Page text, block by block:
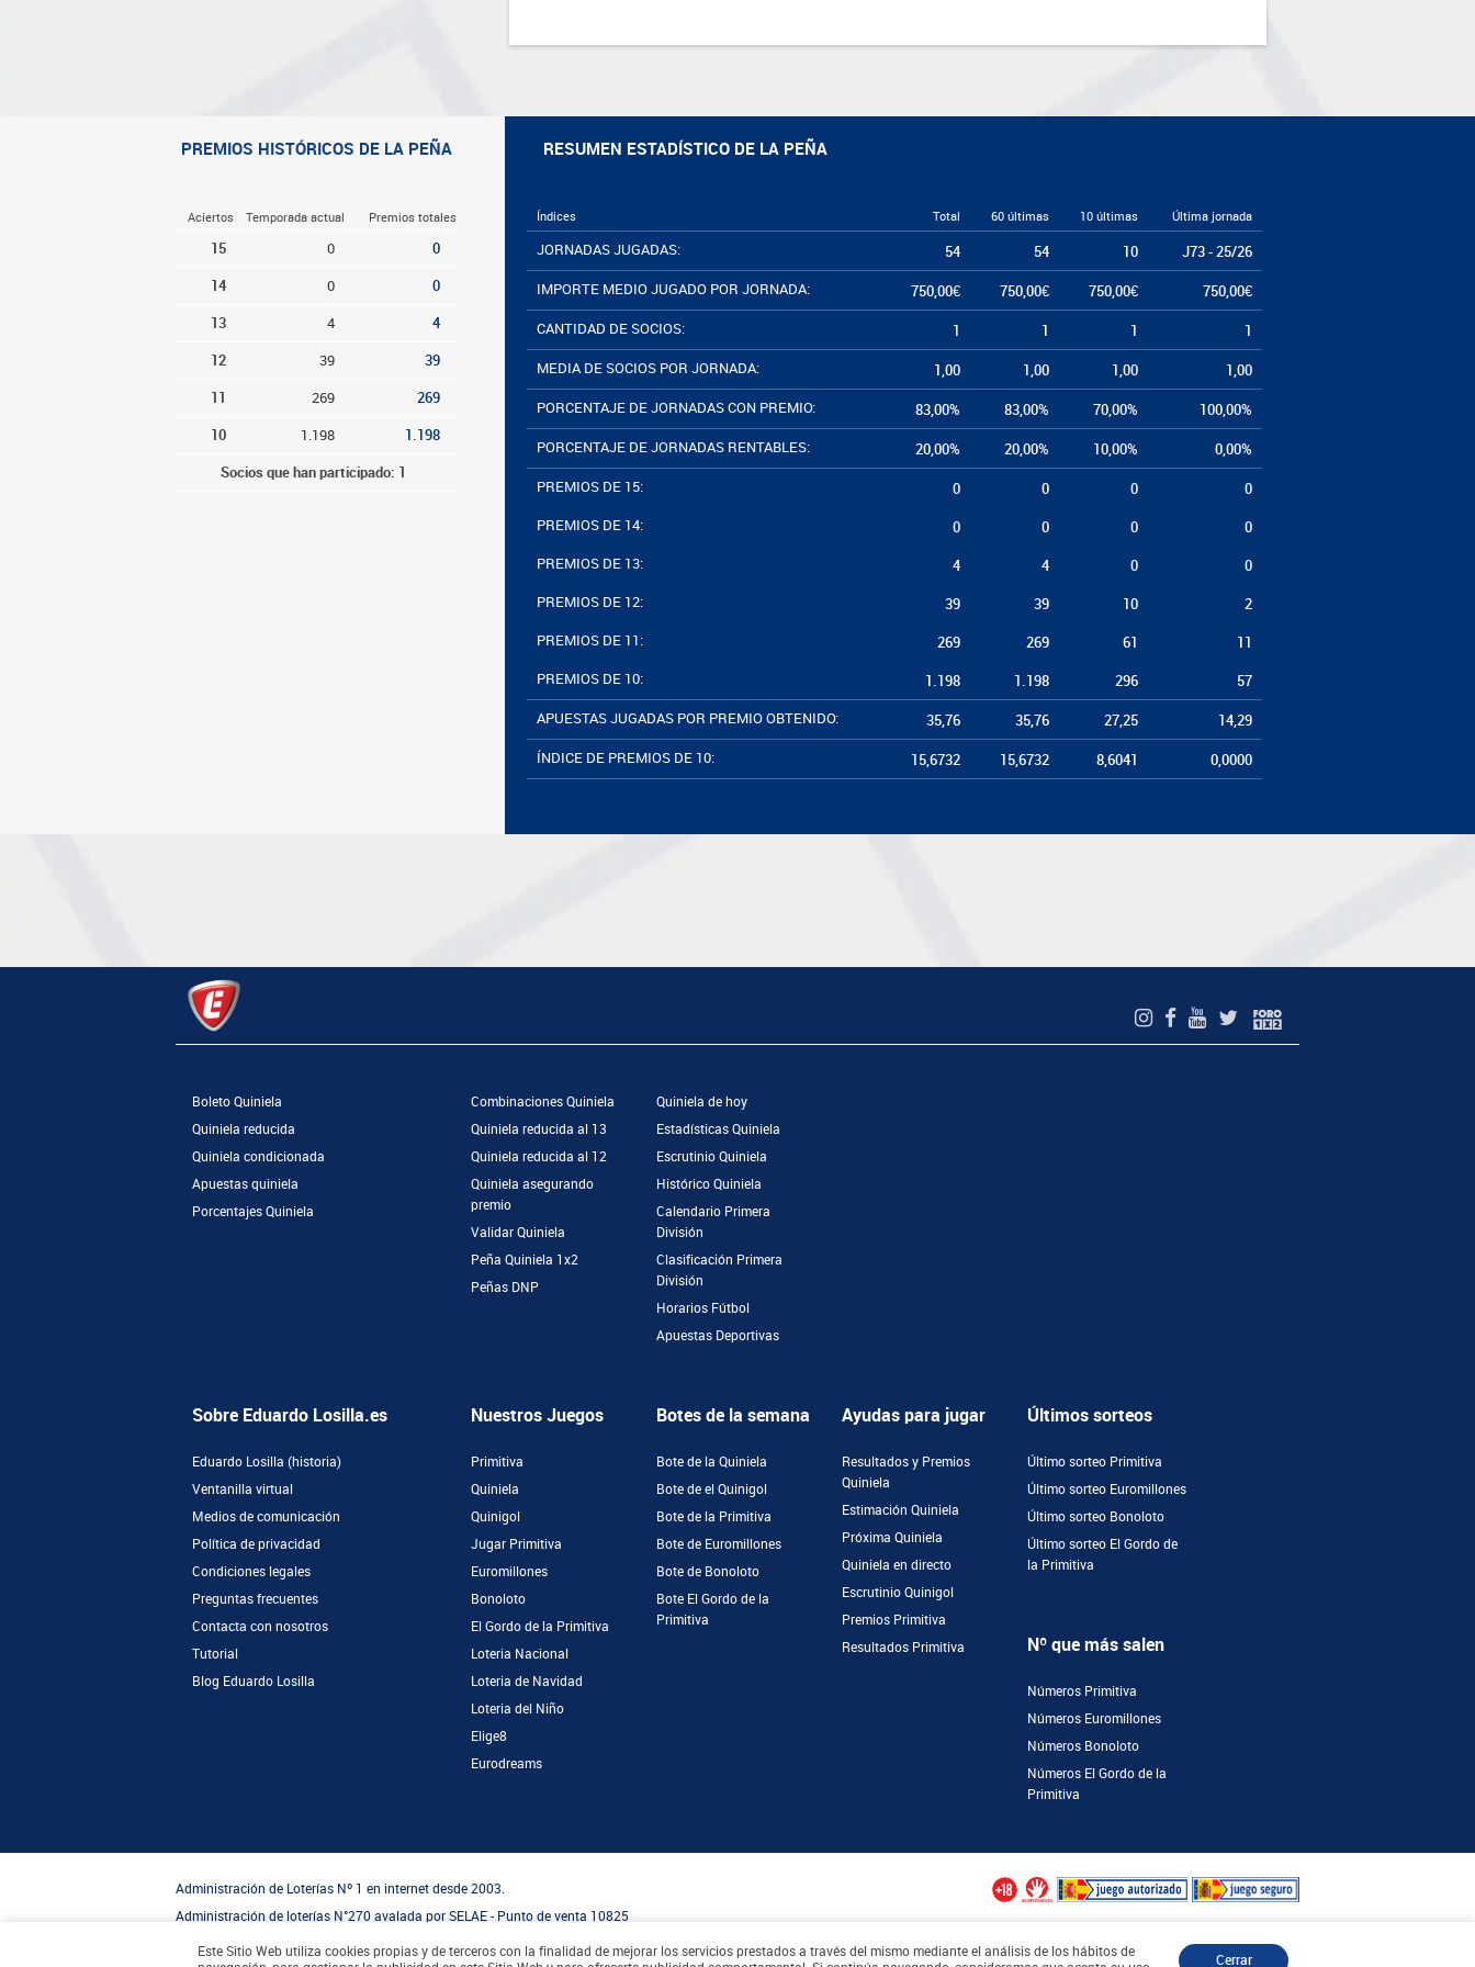
Este Sitio Web utiliza cookies propias y de terceros con la finalidad de mejorar los servicios prestados a través del mismo mediante el análisis de los hábitos de
Cerrar
PREMIOS HISTÓRICOS DE LA PEÑA
Aciertos Temporada actual Premios totales
15 0 0
14 0 0
13 4 4
12 39 39
11 269 269
10 1.198 1.198
Socios que han participado: 1
RESUMEN ESTADÍSTICO DE LA PEÑA
Índices Total 60 últimas 10 últimas Última jornada
JORNADAS JUGADAS: 54 54 10 J73 - 25/26
IMPORTE MEDIO JUGADO POR JORNADA: 750,00€ 750,00€ 750,00€ 750,00€
CANTIDAD DE SOCIOS: 1 1 1 1
MEDIA DE SOCIOS POR JORNADA: 1,00 1,00 1,00 1,00
PORCENTAJE DE JORNADAS CON PREMIO: 83,00% 83,00% 70,00% 100,00%
PORCENTAJE DE JORNADAS RENTABLES: 20,00% 20,00% 10,00% 0,00%
PREMIOS DE 15: 0 0 0 0
PREMIOS DE 14: 0 0 0 0
PREMIOS DE 13: 4 4 0 0
PREMIOS DE 12: 39 39 10 2
PREMIOS DE 11: 269 269 61 11
PREMIOS DE 10: 1.198 1.198 296 57
APUESTAS JUGADAS POR PREMIO OBTENIDO: 35,76 35,76 27,25 14,29
ÍNDICE DE PREMIOS DE 10: 15,6732 15,6732 8,6041 0,0000
Boleto Quiniela
Quiniela reducida
Quiniela condicionada
Apuestas quiniela
Porcentajes Quiniela
Combinaciones Quiniela
Quiniela reducida al 13
Quiniela reducida al 12
Quiniela asegurando
premio
Validar Quiniela
Peña Quiniela 1x2
Peñas DNP
Quiniela de hoy
Estadísticas Quiniela
Escrutinio Quiniela
Histórico Quiniela
Calendario Primera
División
Clasificación Primera
División
Horarios Fútbol
Apuestas Deportivas
Sobre Eduardo Losilla.es
Eduardo Losilla (historia)
Ventanilla virtual
Medios de comunicación
Política de privacidad
Condiciones legales
Preguntas frecuentes
Contacta con nosotros
Tutorial
Blog Eduardo Losilla
Nuestros Juegos
Primitiva
Quiniela
Quinigol
Jugar Primitiva
Euromillones
Bonoloto
El Gordo de la Primitiva
Loteria Nacional
Loteria de Navidad
Loteria del Niño
Elige8
Eurodreams
Botes de la semana
Bote de la Quiniela
Bote de el Quinigol
Bote de la Primitiva
Bote de Euromillones
Bote de Bonoloto
Bote El Gordo de la
Primitiva
Ayudas para jugar
Resultados y Premios
Quiniela
Estimación Quiniela
Próxima Quiniela
Quiniela en directo
Escrutinio Quinigol
Premios Primitiva
Resultados Primitiva
Últimos sorteos
Último sorteo Primitiva
Último sorteo Euromillones
Último sorteo Bonoloto
Último sorteo El Gordo de
la Primitiva
Nº que más salen
Números Primitiva
Números Euromillones
Números Bonoloto
Números El Gordo de la
Primitiva
Administración de Loterías Nº 1 en internet desde 2003.
Administración de loterías N°270 avalada por SELAE - Punto de venta 10825